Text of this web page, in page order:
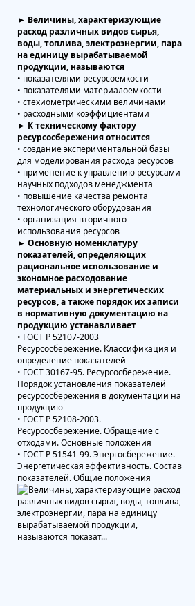
► Величины, характеризующие
расход различных видов сырья,
воды, топлива, электроэнергии, пара
на единицу вырабатываемой
продукции, называются
• показателями ресурсоемкости
• показателями материалоемкости
• стехиометрическими величинами
• расходными коэффициентами
► К техническому фактору
ресурсосбережения относится
• создание экспериментальной базы
для моделирования расхода ресурсов
• применение к управлению ресурсами
научных подходов менеджмента
• повышение качества ремонта
технологического оборудования
• организация вторичного
использования ресурсов
► Основную номенклатуру
показателей, определяющих
рациональное использование и
экономное расходование
материальных и энергетических
ресурсов, а также порядок их записи
в нормативную документацию на
продукцию устанавливает
• ГОСТ Р 52107-2003
Ресурсосбережение. Классификация и
определение показателей
• ГОСТ 30167-95. Ресурсосбережение.
Порядок установления показателей
ресурсосбережения в документации на
продукцию
• ГОСТ Р 52108-2003.
Ресурсосбережение. Обращение с
отходами. Основные положения
• ГОСТ Р 51541-99. Энергосбережение.
Энергетическая эффективность. Состав
показателей. Общие положения